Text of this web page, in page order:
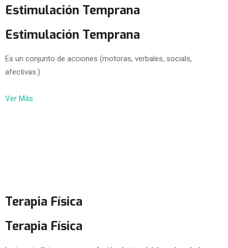
Estimulación Temprana
Estimulación Temprana
Es un conjunto de acciones (motoras, verbales, socials,
afectivas.)
Ver Más
Terapia Física
Terapia Física